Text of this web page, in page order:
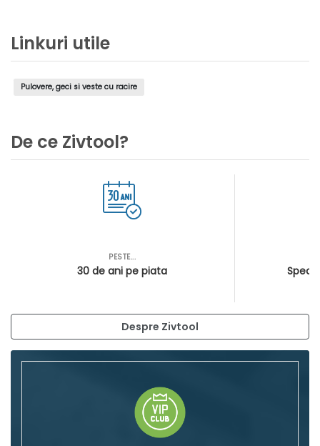
Linkuri utile
Pulovere, geci si veste cu racire
De ce Zivtool?
PESTE...
30 de ani pe piata
Despre Zivtool